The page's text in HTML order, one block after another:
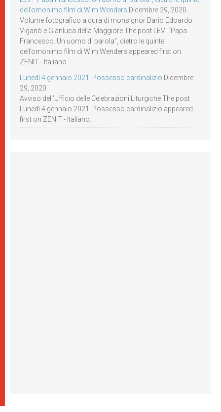
dell’omonimo film di Wim Wenders Dicembre 29, 2020
Volume fotografico a cura di monsignor Dario Edoardo
Viganò e Gianluca della Maggiore The post LEV: “Papa
Francesco. Un uomo di parola”, dietro le quinte
dell’omonimo film di Wim Wenders appeared first on
ZENIT - Italiano.
Lunedì 4 gennaio 2021: Possesso cardinalizio Dicembre
29, 2020
Avviso dell’Ufficio delle Celebrazioni Liturgiche The post
Lunedì 4 gennaio 2021: Possesso cardinalizio appeared
first on ZENIT - Italiano.